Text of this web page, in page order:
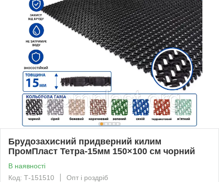
Брудозахисний придверний килим
ПромПласт Тетра-15мм 150×100 см чорний
В наявності
Код: Т-151510
Опт і роздріб